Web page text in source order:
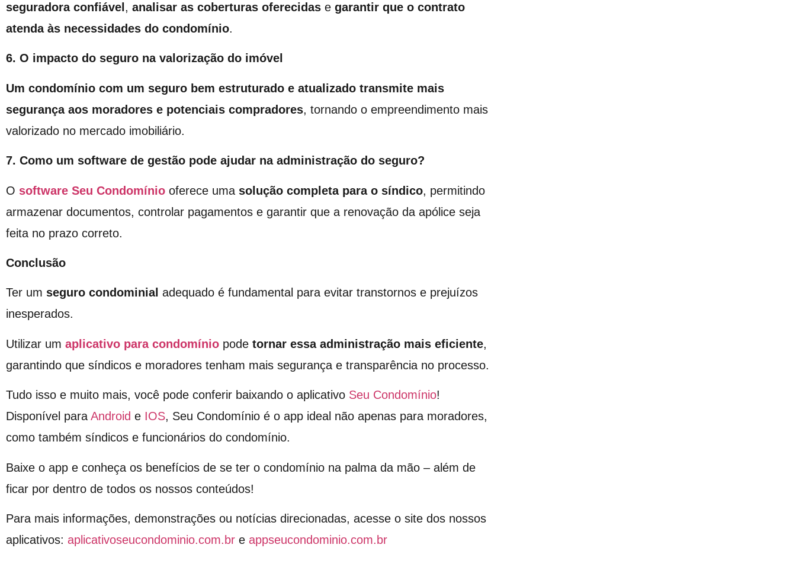
seguradora confiável , analisar as coberturas oferecidas e garantir que o contrato
atenda às necessidades do condomínio.
6. O impacto do seguro na valorização do imóvel
Um condomínio com um seguro bem estruturado e atualizado transmite mais
segurança aos moradores e potenciais compradores, tornando o empreendimento mais
valorizado no mercado imobiliário.
7. Como um software de gestão pode ajudar na administração do seguro?
O software Seu Condomínio oferece uma solução completa para o síndico, permitindo
armazenar documentos, controlar pagamentos e garantir que a renovação da apólice seja
feita no prazo correto.
Conclusão
Ter um seguro condominial adequado é fundamental para evitar transtornos e prejuízos
inesperados.
Utilizar um aplicativo para condomínio pode tornar essa administração mais eficiente,
garantindo que síndicos e moradores tenham mais segurança e transparência no processo.
Tudo isso e muito mais, você pode conferir baixando o aplicativo Seu Condomínio!
Disponível para Android e IOS, Seu Condomínio é o app ideal não apenas para moradores,
como também síndicos e funcionários do condomínio.
Baixe o app e conheça os benefícios de se ter o condomínio na palma da mão – além de
ficar por dentro de todos os nossos conteúdos!
Para mais informações, demonstrações ou notícias direcionadas, acesse o site dos nossos
aplicativos: aplicativoseucondominio.com.br e appseucondominio.com.br